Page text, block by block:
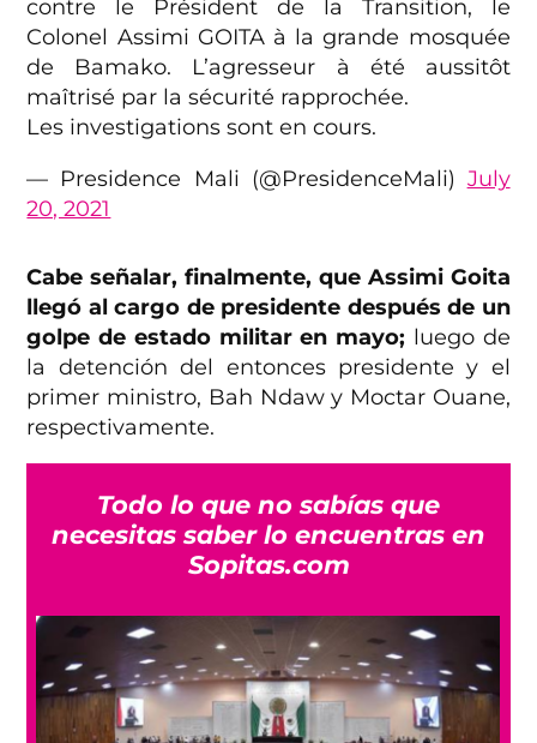
contre le Président de la Transition, le
Colonel Assimi GOITA à la grande mosquée
de Bamako. L’agresseur à été aussitôt
maîtrisé par la sécurité rapprochée.
Les investigations sont en cours.
— Presidence Mali (@PresidenceMali) July
20, 2021
Cabe señalar, finalmente, que Assimi Goita
llegó al cargo de presidente después de un
golpe de estado militar en mayo; luego de
la detención del entonces presidente y el
primer ministro, Bah Ndaw y Moctar Ouane,
respectivamente.
Todo lo que no sabías que
necesitas saber lo encuentras en
Sopitas.com